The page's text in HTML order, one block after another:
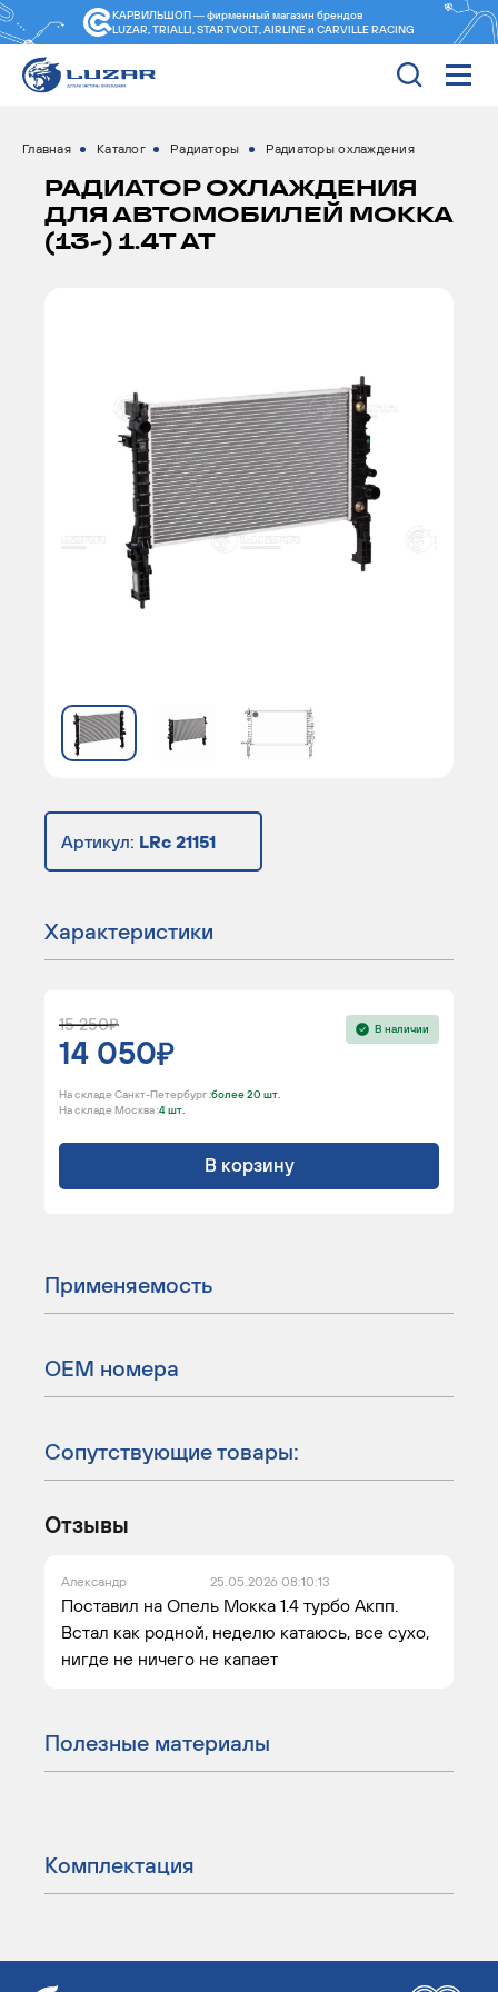
КАРВИЛЬШОП — фирменный магазин брендов
LUZAR, TRIALLI, STARTVOLT, AIRLINE и CARVILLE RACING
Главная Каталог Радиаторы Радиаторы охлаждения
РАДИАТОР ОХЛАЖДЕНИЯ
ДЛЯ АВТОМОБИЛЕЙ MOKKA
(13-) 1.4T AT
Артикул: LRc 21151
Характеристики
15 250
14 050
В наличии
На складе Санкт-Петербург :более 20 шт.
На складе Москва :4 шт.
В корзину
Применяемость
ОЕМ номера
Сопутствующие товары:
Отзывы
Александр 25.05.2026 08:10:13
Поставил на Опель Мокка 1.4 турбо Акпп.
Встал как родной, неделю катаюсь, все сухо,
нигде не ничего не капает
Полезные материалы
Комплектация